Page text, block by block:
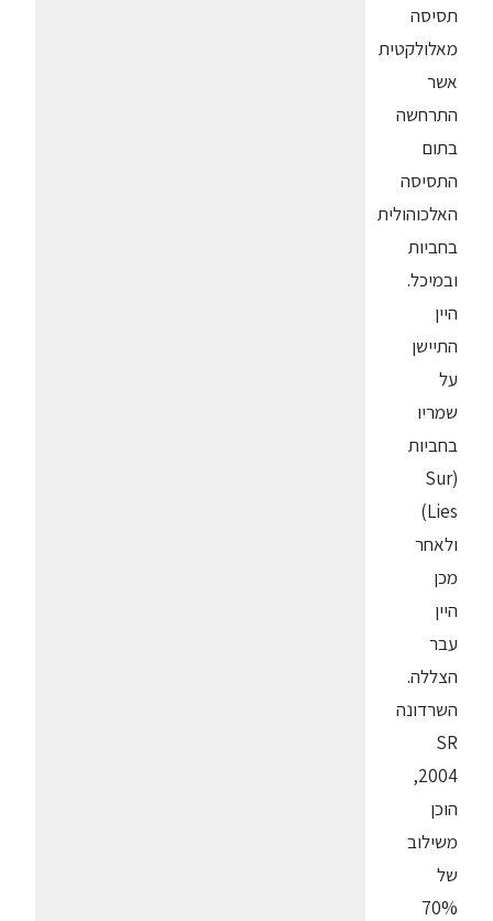
תסיסה
מאלולקטית
אשר
התרחשה
בתום
התסיסה
האלכוהולית
בחביות
ובמיכל.
היין
התיישן
על
שמריו
בחביות
(Sur
Lies)
ולאחר
מכן
היין
עבר
הצללה.
השרדונה
SR
2004,
הוכן
משילוב
של
70%